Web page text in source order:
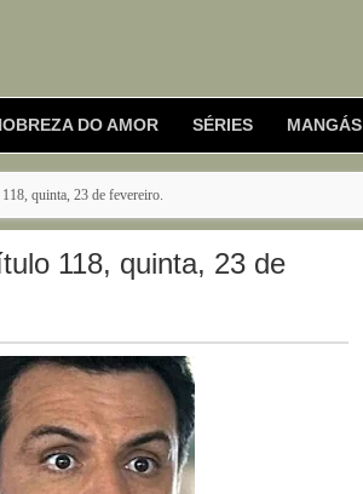
DO AMOR SÉRIES MANGÁS
quinta, 23 de fevereiro.
118, quinta, 23 de